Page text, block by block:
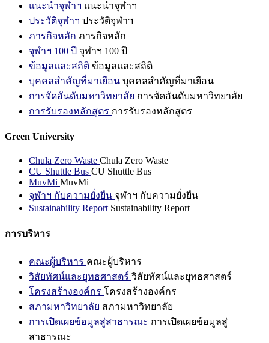
แนะนำจุฬาฯ แนะนำจุฬาฯ
ประวัติจุฬาฯ ประวัติจุฬาฯ
ภารกิจหลัก ภารกิจหลัก
จุฬาฯ 100 ปี จุฬาฯ 100 ปี
ข้อมูลและสถิติ ข้อมูลและสถิติ
บุคคลสำคัญที่มาเยือน บุคคลสำคัญที่มาเยือน
การจัดอันดับมหาวิทยาลัย การจัดอันดับมหาวิทยาลัย
การรับรองหลักสูตร การรับรองหลักสูตร
Green University
Chula Zero Waste Chula Zero Waste
CU Shuttle Bus CU Shuttle Bus
MuvMi MuvMi
จุฬาฯ กับความยั่งยืน จุฬาฯ กับความยั่งยืน
Sustainability Report Sustainability Report
การบริหาร
คณะผู้บริหาร คณะผู้บริหาร
วิสัยทัศน์และยุทธศาสตร์ วิสัยทัศน์และยุทธศาสตร์
โครงสร้างองค์กร โครงสร้างองค์กร
สภามหาวิทยาลัย สภามหาวิทยาลัย
การเปิดเผยข้อมูลสู่สาธารณะ การเปิดเผยข้อมูลสู่
สาธารณะ